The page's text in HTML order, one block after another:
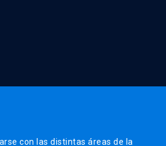
con las distintas áreas de la